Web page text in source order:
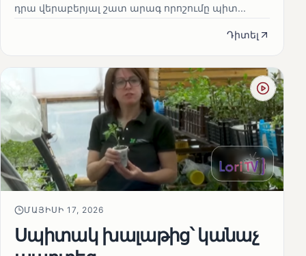
դրա վերաբերյալ շատ արագ որոշումը պիտ...
Դիտել
ՄԱՅԻՍԻ 17, 2026
Սպիտակ խալաթից՝ կանաչ